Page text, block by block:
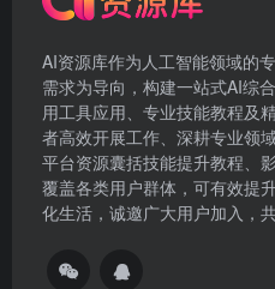
AI资源库作为人工智能领域的
需求为导向，构建一站式AI综
用工具应用、专业技能教程及
者高效开展工作、深耕专业领
平台资源囊括技能提升教程、
覆盖各类用户群体，可有效提
化生活，诚邀广大用户加入，